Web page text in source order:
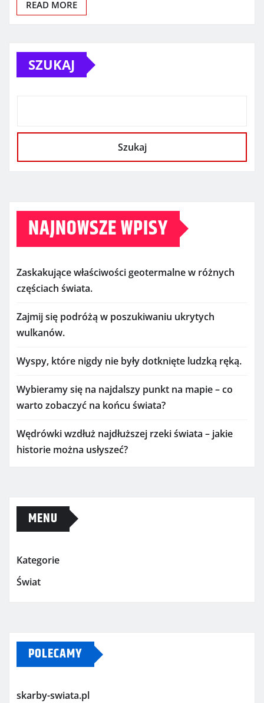
READ MORE
SZUKAJ
Szukaj
NAJNOWSZE WPISY
Zaskakujące właściwości geotermalne w różnych
częściach świata.
Zajmij się podróżą w poszukiwaniu ukrytych
wulkanów.
Wyspy, które nigdy nie były dotknięte ludzką ręką.
Wybieramy się na najdalszy punkt na mapie – co
warto zobaczyć na końcu świata?
Wędrówki wzdłuż najdłuższej rzeki świata – jakie
historie można usłyszeć?
MENU
Kategorie
Świat
POLECAMY
skarby-swiata.pl